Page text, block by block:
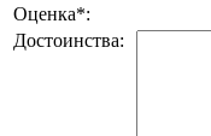
Оценка*:
Достоинства: